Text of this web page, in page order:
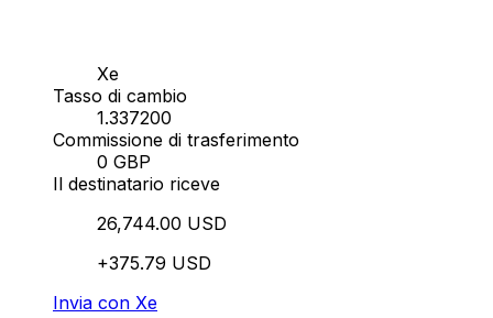
Xe
Tasso di cambio
1.337200
Commissione di trasferimento
0 GBP
Il destinatario riceve
26,744.00 USD
+375.79 USD
Invia con Xe